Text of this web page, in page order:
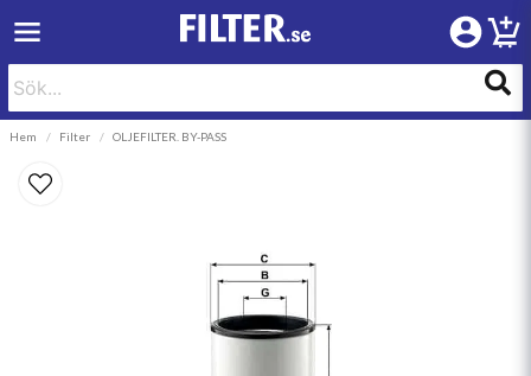
Hem Filter OLJEFILTER. BY-PASS